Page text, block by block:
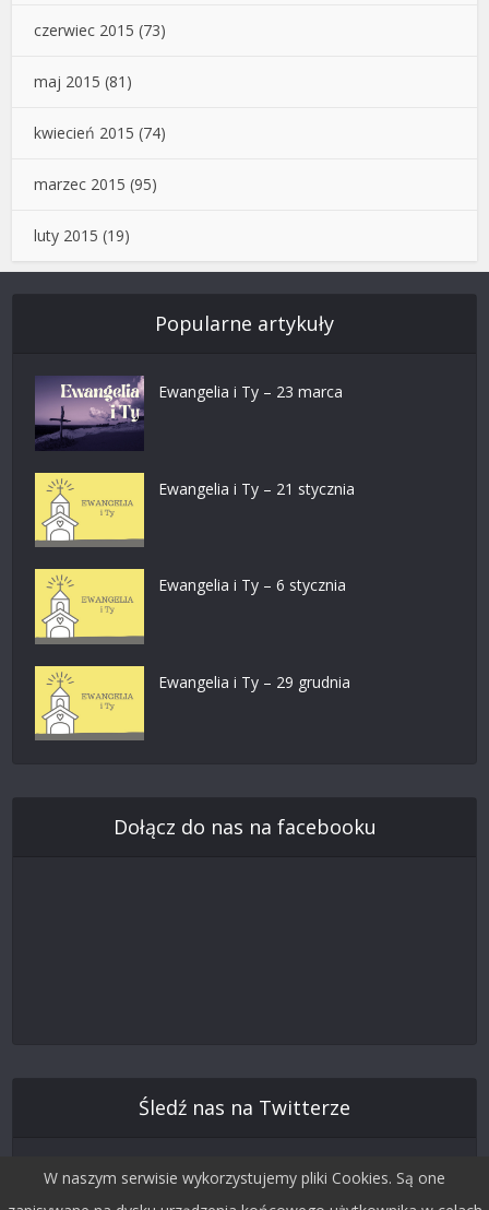
czerwiec 2015 (73)
maj 2015 (81)
kwiecień 2015 (74)
marzec 2015 (95)
luty 2015 (19)
Popularne artykuły
Ewangelia i Ty – 23 marca
Ewangelia i Ty – 21 stycznia
Ewangelia i Ty – 6 stycznia
Ewangelia i Ty – 29 grudnia
Dołącz do nas na facebooku
Śledź nas na Twitterze
W naszym serwisie wykorzystujemy pliki Cookies. Są one